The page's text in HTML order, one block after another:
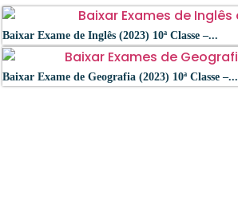
Baixar Exame de Inglês (2023) 10ª Classe –...
Baixar Exame de Geografia (2023) 10ª Classe –...